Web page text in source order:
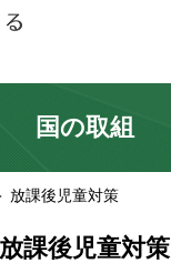
国の取組
放課後児童対策
放課後児童対策